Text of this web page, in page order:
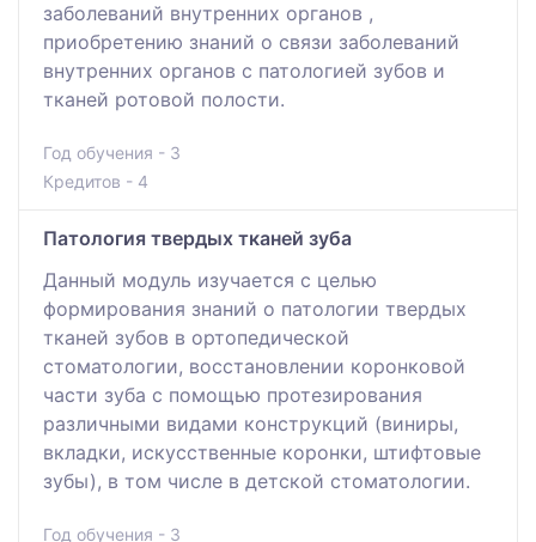
заболеваний внутренних органов ,
приобретению знаний о связи заболеваний
внутренних органов с патологией зубов и
тканей ротовой полости.
Год обучения - 3
Кредитов - 4
Патология твердых тканей зуба
Данный модуль изучается с целью
формирования знаний о патологии твердых
тканей зубов в ортопедической
стоматологии, восстановлении коронковой
части зуба с помощью протезирования
различными видами конструкций (виниры,
вкладки, искусственные коронки, штифтовые
зубы), в том числе в детской стоматологии.
Год обучения - 3